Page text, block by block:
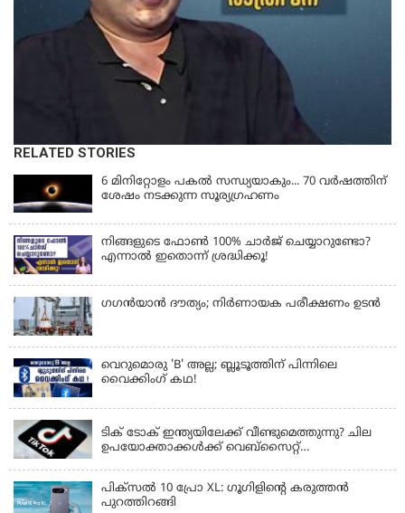
RELATED STORIES
6 മിനിറ്റോളം പകൽ സന്ധ്യയാകും... 70 വർഷത്തിന്
ശേഷം നടക്കുന്ന സൂര്യഗ്രഹണം
നിങ്ങളുടെ ഫോൺ 100% ചാർജ് ചെയ്യാറുണ്ടോ?
എന്നാൽ ഇതൊന്ന് ശ്രദ്ധിക്കൂ!
ഗഗന്‍യാന്‍ ദൗത്യം; നിര്‍ണായക പരീക്ഷണം ഉടന്‍
വെറുമൊരു 'B' അല്ല; ബ്ലൂടൂത്തിന് പിന്നിലെ
വൈക്കിംഗ് കഥ!
ടിക് ടോക് ഇന്ത്യയിലേക്ക് വീണ്ടുമെത്തുന്നു? ചില
ഉപയോക്താക്കൾക്ക് വെബ്സൈറ്റ്
പിക്സൽ 10 പ്രോ XL: ഗൂഗിളിന്റെ കരുത്തൻ
പുറത്തിറങ്ങി